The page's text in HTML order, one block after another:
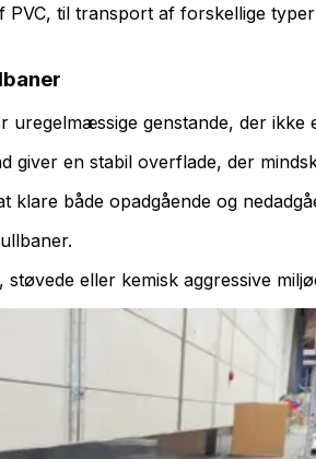
til transport af forskellige
genstande, der ikke
giver en stabil overflade, der
klare både opadgående og
støvede eller kemisk aggressive